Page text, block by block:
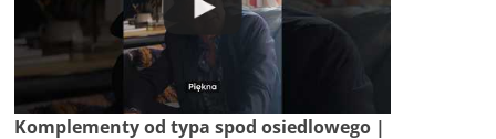
Komplementy od typa spod osiedlowego |